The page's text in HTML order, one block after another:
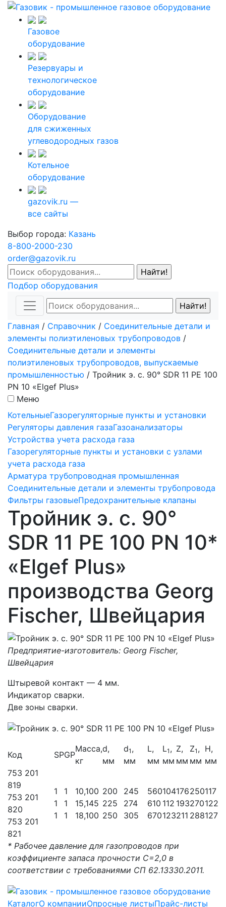
Газовое
оборудование
Резервуары и
технологическое
оборудование
Оборудование
для сжиженных
углеводородных газов
Котельное
оборудование
gazovik.ru —
все сайты
Выбор города: Казань
8-800-2000-230
order@gazovik.ru
Подбор оборудования
Главная / Справочник / Соединительные детали и
элементы полиэтиленовых трубопроводов /
Соединительные детали и элементы
полиэтиленовых трубопроводов, выпускаемые
промышленностью / Тройник э. с. 90° SDR 11 PE 100
PN 10 «Elgef Plus»
Меню
КотельныеГазорегуляторные пункты и установки
Регуляторы давления газаГазоанализаторы
Устройства учета расхода газа
Газорегуляторные пункты и установки с узлами
учета расхода газа
Арматура трубопроводная промышленная
Соединительные детали и элементы трубопровода
Фильтры газовыеПредохранительные клапаны
Тройник э. с. 90°
SDR 11 PE 100 PN 10*
«Elgef Plus»
производства Georg
Fischer, Швейцария
Предприятие-изготовитель: Georg Fischer,
Швейцария
Штыревой контакт — 4 мм.
Индикатор сварки.
Две зоны сварки.
Код SPGP
Масса,
кг
d,
мм
d1 ,
мм
L,
мм
L1 ,
мм
Z,
мм
Z1 ,
мм
Н,
мм
753 201
819
753 201
820
753 201
821
1
1
1
1
1
1
10,100
15,145
18,100
200
225
250
245
274
305
560
610
670
104
112
123
176
193
211
250
270
288
117
122
127
* Рабочее давление для газопроводов при
коэффициенте запаса прочности С=2,0 в
соответствии с требованиями СП 62.13330.2011.
КаталогО компанииОпросные листыПрайс-листы